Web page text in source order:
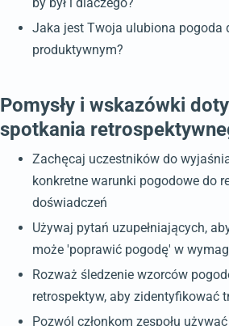
by był i dlaczego?
Jaka jest Twoja ulubiona pogoda
produktywnym?
Pomysły i wskazówki
spotkania
Zachęcaj uczestników do
konkretne warunki pogodowe do
doświadczeń
Używaj pytań uzupełniających,
może 'poprawić pogodę' w
Rozważ śledzenie wzorców
retrospektyw, aby zidentyfikować
Pozwól członkom zespołu